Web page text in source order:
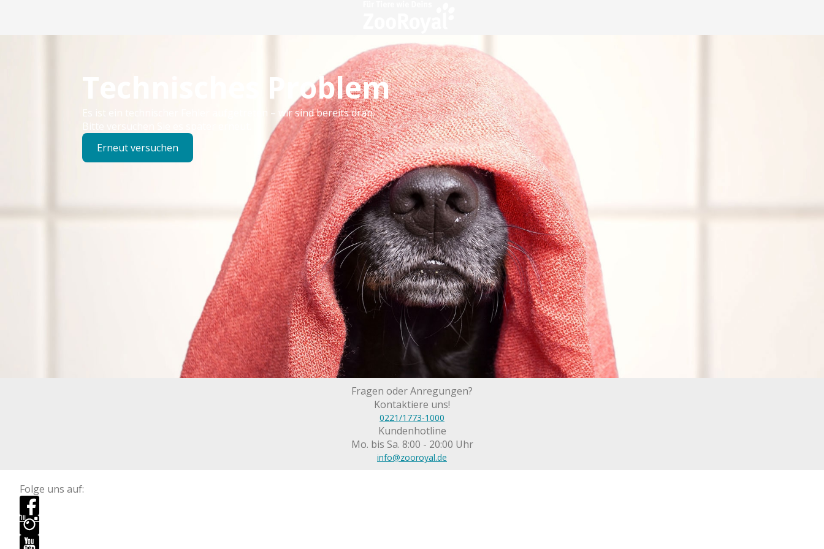
Technisches Problem
Es ist ein technischer Fehler aufgetreten – wir sind bereits dran.
Bitte versuchen Sie es später erneut.
Erneut versuchen
Fragen oder Anregungen?
Kontaktiere uns!
0221/1773-1000
Kundenhotline
Mo. bis Sa. 8:00 - 20:00 Uhr
info@zooroyal.de
Folge uns auf: